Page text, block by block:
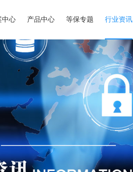
中心 产品中心 等保专题 行业资讯